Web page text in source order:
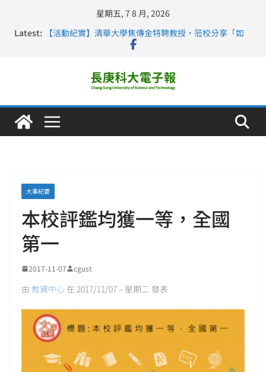
星期五, 7 8 月, 2026
Latest:
【活動紀實】清華大學焦傳金特聘教授，蒞校分享「如
長庚科大連四年穩居《遠見》醫學大學第5名 辦學實力再
深化永續醫療 長庚科大攜菲、印頂尖大學跨國合作
長庚科大護理系勇奪2026羅馬尼亞歐洲盃國際發明展雙
金牌暨雙特別獎 AI智慧照護與護理教育創新獲國際肯定
大事紀要
本校評鑑均獲一等，全國
第一
2017-11-07 cgust
由 教資中心 在 2017/11/07 – 星期二 發表